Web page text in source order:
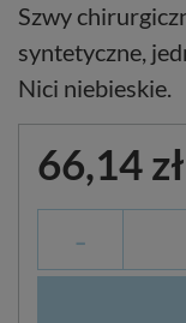
Szwy
syntetyczne,
Nici niebieskie.
66,14 zł
-